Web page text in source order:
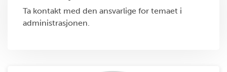
Ta kontakt med den ansvarlige for temaet i
administrasjonen.